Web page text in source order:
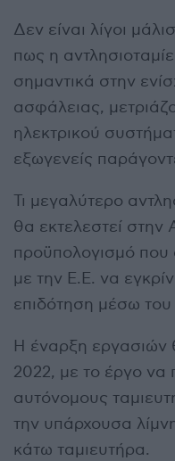
Δεν είναι λίγοι
πως η
σημαντικά στην
ασφάλειας,
ηλεκτρικού
εξωγενείς
Τι μεγαλύτερο
θα εκτελεστεί στην
προϋπολογισμό που
με την Ε.Ε. να
επιδότηση μέσω
Η έναρξη εργασιών
2022, με το έργο να
αυτόνομους
την υπάρχουσα
κάτω ταμιευτήρα.